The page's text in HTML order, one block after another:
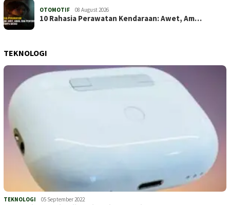
OTOMOTIF 08 August 2026
10 Rahasia Perawatan Kendaraan: Awet, Am…
TEKNOLOGI
TEKNOLOGI 05 September 2022